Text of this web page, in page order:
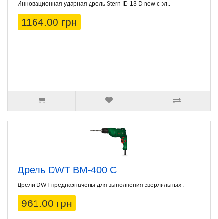
Инновационная ударная дрель Stern ID-13 D new с эл..
1164.00 грн
Дрель DWT BM-400 C
Дрели DWT предназначены для выполнения сверлильных..
961.00 грн